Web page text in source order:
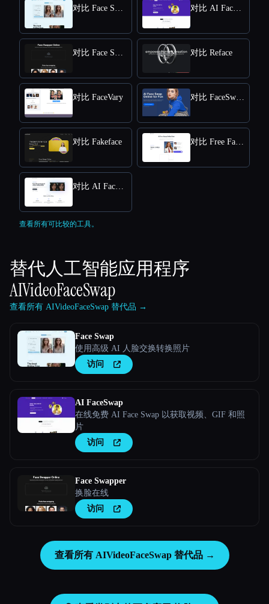
对比 Face Swap 对比 AI FaceSwap
对比 Face Swapper 对比 Reface
对比 FaceVary 对比 FaceSwapper
对比 Fakeface 对比 Free Face Swap
对比 AI Face Swap App
查看所有可比较的工具。
替代人工智能应用程序
AIVideoFaceSwap
查看所有 AIVideoFaceSwap 替代品 →
Face Swap
使用高级 AI 人脸交换转换照片
访问
AI FaceSwap
在线免费 AI Face Swap 以获取视频、GIF 和照
片
访问
Face Swapper
换脸在线
访问
查看所有 AIVideoFaceSwap 替代品 →